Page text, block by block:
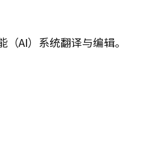
AI）系统翻译与编辑。